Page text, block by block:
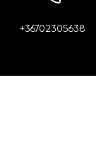
+36702305638